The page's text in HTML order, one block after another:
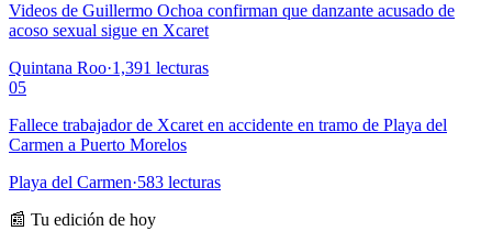
Videos de Guillermo Ochoa confirman que danzante acusado de
acoso sexual sigue en Xcaret
Quintana Roo·1,391 lecturas
05
Fallece trabajador de Xcaret en accidente en tramo de Playa del
Carmen a Puerto Morelos
Playa del Carmen·583 lecturas
📰 Tu edición de hoy